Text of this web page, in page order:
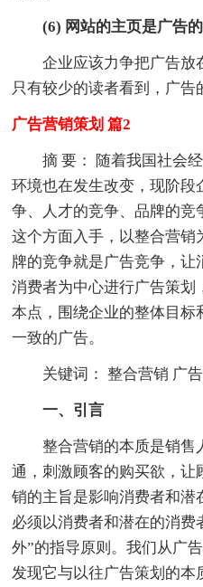
(6) 网站的主页是广告的
企业应该力争把广告放
只有较少的读者看到，广告
广告营销策划 篇2
摘 要： 随着我国社会经
环境也在发生改变，现阶
争、人才的竞争、品牌的
这个方面入手，以整合营销
牌的竞争就是广告竞争，让
消费者为中心进行广告策划
本点，围绕企业的整体目标
一致的广告。
关键词： 整合营销 广告
一、引言
整合营销的本质是销售
通，刺激顾客的购买欲，
销的主旨是影响消费者和潜
必须以消费者和潜在的消费
外”的指导原则。我们从广
发现它与以往广告策划的本